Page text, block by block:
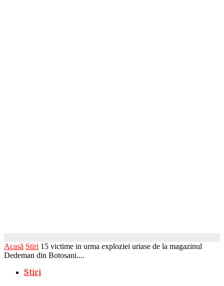
Acasă Stiri 15 victime in urma exploziei uriase de la magazinul
Dedeman din Botosani....
Stiri